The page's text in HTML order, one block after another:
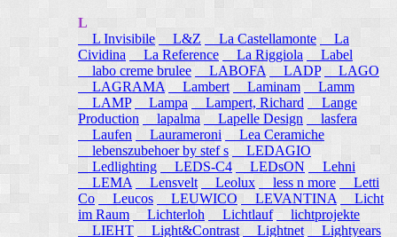
L
L Invisibile
L&Z La Castellamonte
La
Cividina
La Reference La Riggiola
Label
labo creme brulee
LABOFA LADP
LAGO
LAGRAMA
Lambert Laminam
Lamm
LAMP
Lampa Lampert, Richard
Lange
Production
lapalma Lapelle Design
lasfera
Laufen
Laurameroni
Lea Ceramiche
lebenszubehoer by stef s
LEDAGIO
Ledlighting
LEDS-C4 LEDsON
Lehni
LEMA
Lensvelt Leolux less n more
Letti
Co
Leucos LEUWICO LEVANTINA
Licht
im Raum
Lichterloh Lichtlauf lichtprojekte
LIEHT
Light&Contrast Lightnet
Lightyears